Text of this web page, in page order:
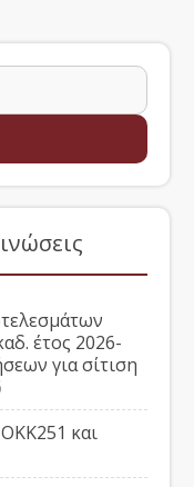
έτος 2026-
για σίτιση
και